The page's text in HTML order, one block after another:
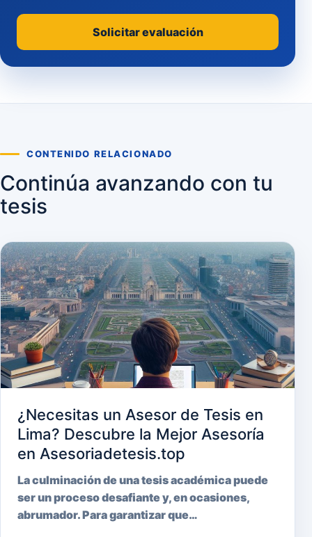
Solicitar evaluación
CONTENIDO RELACIONADO
Continúa avanzando con tu
tesis
¿Necesitas un Asesor de Tesis en
Lima? Descubre la Mejor Asesoría
en Asesoriadetesis.top
La culminación de una tesis académica puede
ser un proceso desafiante y, en ocasiones,
abrumador. Para garantizar que…